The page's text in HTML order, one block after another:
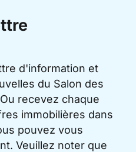
d'information et
du Salon des
recevez chaque
immobilières dans
pouvez vous
Veuillez noter que